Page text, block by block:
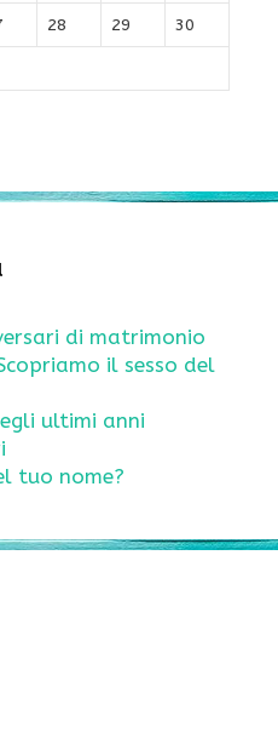
28 29 30
di matrimonio
il sesso del
ultimi anni
tuo nome?